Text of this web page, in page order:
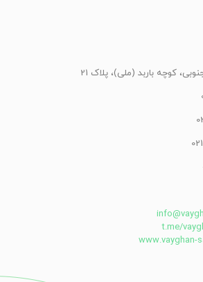
کوچه باربد (ملی)، پلاک 21
t.me/
www.vayghan-